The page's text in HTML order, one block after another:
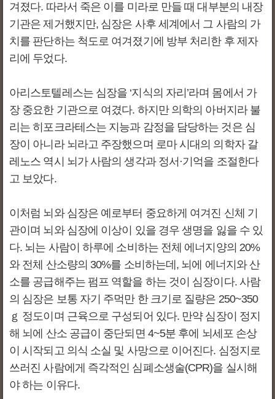
겨졌다. 따라서 죽은 이를 미라로 만들 때 대부분의 내장
기관은 제거했지만, 심장은 사후 세계에서 그 사람의 가
치를 판단하는 척도로 여겨졌기에 방부 처리한 후 제자
리에 두었다.
아리스토텔레스는 심장을 ‘지식의 자리’라며 몸에서 가
장 중요한 기관으로 여겼다. 하지만 의학의 아버지라 불
리는 히포크라테스는 지능과 감정을 담당하는 것은 심
장이 아니라 뇌라고 주장했으며 로마 시대의 의학자 갈
레노스 역시 뇌가 사람의 생각과 정서·기억을 조절한다
고 보았다.
이처럼 뇌와 심장은 예로부터 중요하게 여겨진 신체 기
관이며 뇌와 심장에 이상이 있을 경우 생명을 잃을 수 있
다. 뇌는 사람이 하루에 소비하는 전체 에너지양의 20%
와 전체 산소량의 30%를 소비하는데, 뇌에 에너지와 산
소를 공급해주는 펌프 역할을 하는 것이 심장이다. 사람
의 심장은 보통 자기 주먹만 한 크기로 질량은 250~350
ｇ 정도이며 근육으로 구성되어 있다. 만약 심장이 정지
해 뇌에 산소 공급이 중단되면 4~5분 후에 뇌세포 손상
이 시작되고 의식 소실 및 사망으로 이어진다. 심정지로
쓰러진 사람에게 즉각적인 심폐소생술(CPR)을 실시해
야 하는 이유다.